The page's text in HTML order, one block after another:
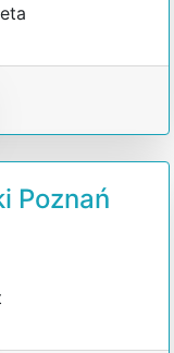
Poznań